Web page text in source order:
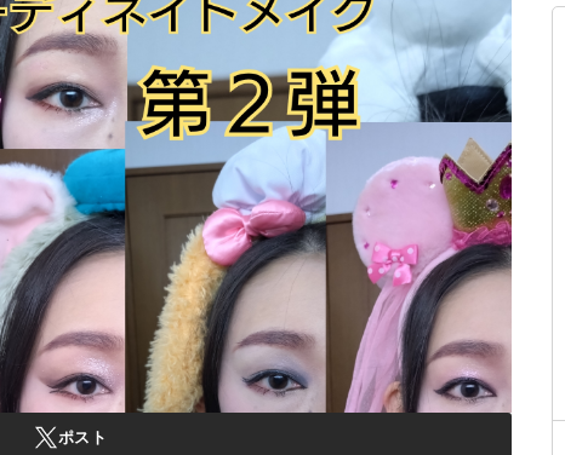
ポスト